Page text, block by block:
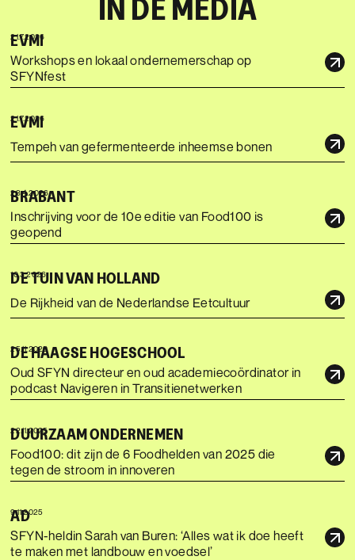
IN DE MEDIA
EVMI
21.7.2026
Workshops en lokaal ondernemerschap op
SFYNfest
EVMI
21.7.2026
Tempeh van gefermenteerde inheemse bonen
BRABANT
23.4.2026
Inschrijving voor de 10e editie van Food100 is
geopend
DE TUIN VAN HOLLAND
10.3.2026
De Rijkheid van de Nederlandse Eetcultuur
DE HAAGSE HOGESCHOOL
25.11.2025
Oud SFYN directeur en oud academiecoördinator in
podcast Navigeren in Transitienetwerken
DUURZAAM ONDERNEMEN
22.11.2025
Food100: dit zijn de 6 Foodhelden van 2025 die
tegen de stroom in innoveren
AD
9.11.2025
SFYN-heldin Sarah van Buren: ‘Alles wat ik doe heeft
te maken met landbouw en voedsel’